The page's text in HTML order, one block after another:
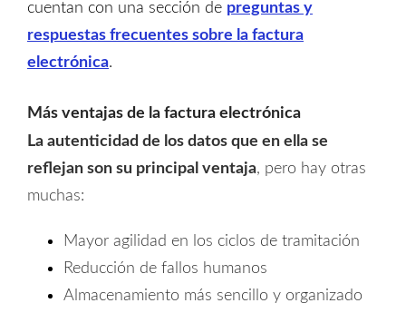
cuentan con una sección de preguntas y
respuestas frecuentes sobre la factura
electrónica.
Más ventajas de la factura electrónica
La autenticidad de los datos que en ella se
reflejan son su principal ventaja, pero hay otras
muchas:
Mayor agilidad en los ciclos de tramitación
Reducción de fallos humanos
Almacenamiento más sencillo y organizado